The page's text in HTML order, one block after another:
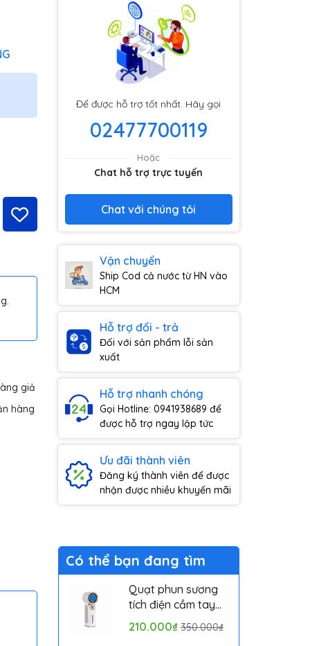
giả
hàng
Để được hỗ trợ tốt nhất. Hãy gọi
02477700119
Hoặc
Chat hỗ trợ trực tuyến
Chat với chúng tôi
Vận chuyển
Ship Cod cả nước từ HN vào
HCM
Hỗ trợ đổi - trả
Đối với sản phẩm lỗi sản
xuất
Hỗ trợ nhanh chóng
Gọi Hotline: 0941938689 để
được hỗ trợ ngay lập tức
Ưu đãi thành viên
Đăng ký thành viên để được
nhận được nhiều khuyến mãi
Có thể bạn đang tìm
Quạt phun sương
tích điện cầm tay
mini có sò lạnh
Solove MLS6212B -
210.000₫ 350.000₫